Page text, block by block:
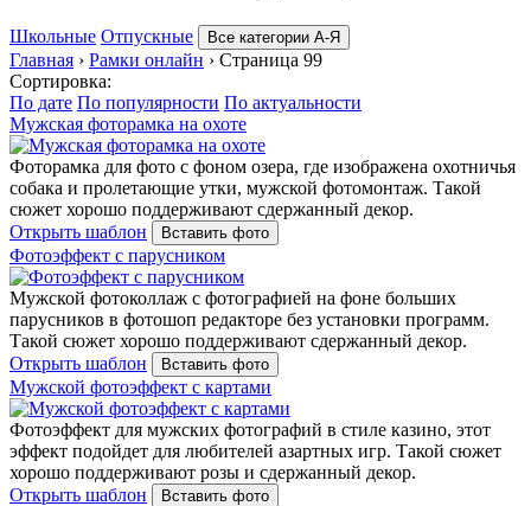
Школьные Отпускные Все категории А-Я
Главная › Рамки онлайн › Страница 99
Сортировка:
По дате По популярности По актуальности
Мужская фоторамка на охоте
Фоторамка для фото с фоном озера, где изображена охотничья
собака и пролетающие утки, мужской фотомонтаж. Такой
сюжет хорошо поддерживают сдержанный декор.
Открыть шаблон
Вставить фото
Фотоэффект с парусником
Мужской фотоколлаж с фотографией на фоне больших
парусников в фотошоп редакторе без установки программ.
Такой сюжет хорошо поддерживают сдержанный декор.
Открыть шаблон
Вставить фото
Мужской фотоэффект с картами
Фотоэффект для мужских фотографий в стиле казино, этот
эффект подойдет для любителей азартных игр. Такой сюжет
хорошо поддерживают розы и сдержанный декор.
Открыть шаблон
Вставить фото